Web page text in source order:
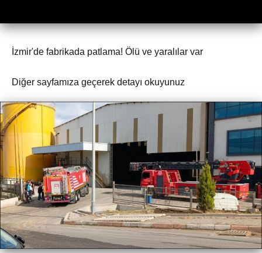
İzmir'de fabrikada patlama! Ölü ve yaralılar var
Diğer sayfamıza geçerek detayı okuyunuz